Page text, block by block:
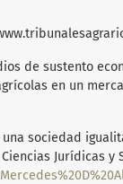
de sustento
en un
una sociedad
Jurídicas y